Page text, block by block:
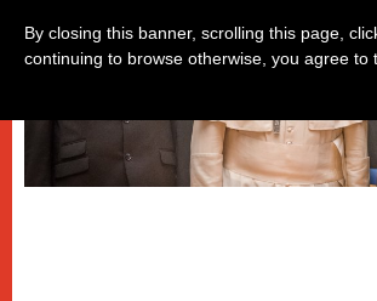
By closing this banner, scrolling this page,
continuing to browse otherwise, you agree to